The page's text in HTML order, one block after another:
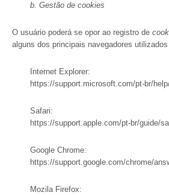
b. Gestão de cookies
O usuário poderá se opor ao registro de
alguns dos principais navegadores
Internet Explorer:
https://support.microsoft.com/pt-br/
Safari:
https://support.apple.com/pt-br/guide/
Google Chrome:
https://support.google.com/chrome/
Mozila Firefox: